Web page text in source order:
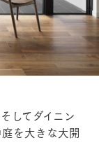
してダイニン
を大きな大開